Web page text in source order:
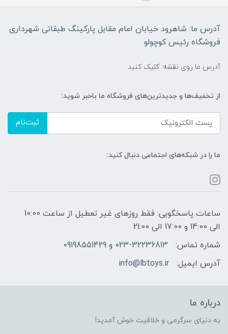
آدرس ما: شاهرود خیابان امام مقابل پارکینگ طبقاتی شهرداری
فروشگاه رئیس کوچولو
آدرس ما روی نقشه: کلیک کنید
از تخفیف‌ها و جدیدترین‌های فروشگاه ما باخبر شوید:
ثبت‌نام
ما را در شبکه‌های اجتماعی دنبال کنید:
ساعات پاسخگویی: فقط روزهای غیر تعطیل از ساعت 10:00
الی 14:00 و 17:00 الی 21:00
شماره تماس:
023-32236813 و 09198551429
آدرس ایمیل:
info@lbtoys.ir
درباره ما
به دنیای سرگرمی و خلاقیت خوش آمدید!